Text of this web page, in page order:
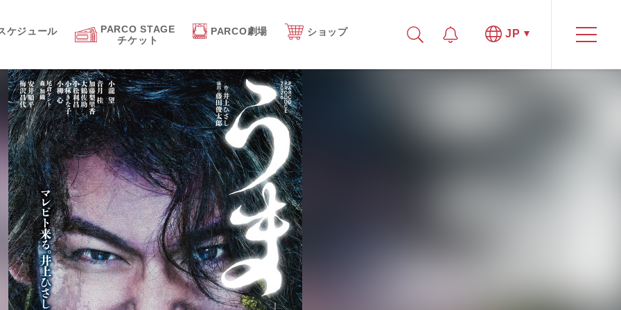
ケジュール
PARCO STAGE
チケット
PARCO劇場 ショップ JP